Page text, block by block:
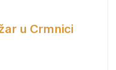
u Crmnici